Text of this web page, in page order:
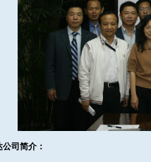
公司简介：